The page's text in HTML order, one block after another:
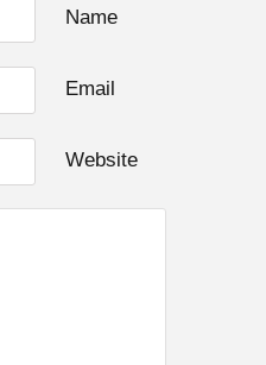
Name
Email
Website